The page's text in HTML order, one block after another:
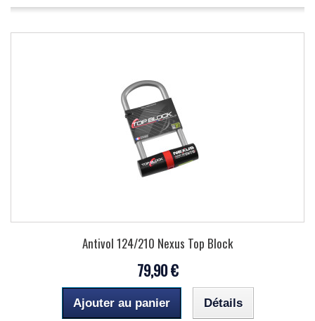
Antivol 124/210 Nexus Top Block
79,90 €
Ajouter au panier Détails